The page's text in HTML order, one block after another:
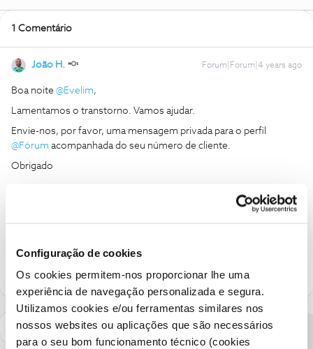
Configuração de cookies
Os cookies permitem-nos proporcionar lhe uma
experiência de navegação personalizada e segura.
Utilizamos cookies e/ou ferramentas similares nos
nossos websites ou aplicações que são necessários
para o seu bom funcionamento técnico (cookies
1 Comentário
João H. Forum|Forum|4 years ago
Boa noite @Evelim,
Lamentamos o transtorno. Vamos ajudar.
Envie-nos, por favor, uma mensagem privada para o perfil
@Fórum acompanhada do seu número de cliente.
Obrigado
Ajude a comunidade a encontrar informação relevante. Marque
sempre a par das ultimas novidades.